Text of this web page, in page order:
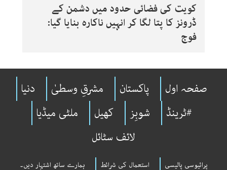
کویت کی فضائی حدود میں دشمن کے
ڈرونز کا پتا لگا کر انہیں ناکارہ بنایا گیا:
فوج
صفحہ اول پاکستان مشرقِ وسطیٰ
دنیا
#ٹرینڈ
شوبِز کھیل
ملٹی میڈیا
لائف سٹائل
پرائیوسی پالیسی استعمال کی شرائط ہمارے ساتھ اشتہار دیں۔